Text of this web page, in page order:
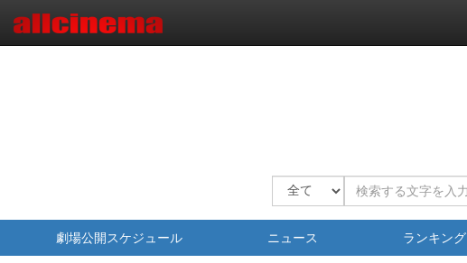
劇場公開スケジュール ニュース ランキング